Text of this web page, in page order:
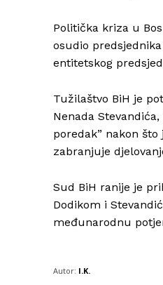
Politička kriza u
osudio
entitetskog
Tužilaštvo BiH je
Nenada
poredak” nakon
zabranjuje
Sud BiH ranije je
Dodikom i
međunarodnu
Autor: I.K.